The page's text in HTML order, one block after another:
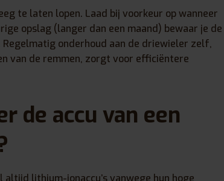
te laten lopen. Laad bij voorkeur op wanneer
opslag (langer dan een maand) bewaar je de
onderhoud aan de driewieler zelf,
van de remmen, zorgt voor efficiëntere
de accu van een
lithium-ionaccu’s vanwege hun hoge